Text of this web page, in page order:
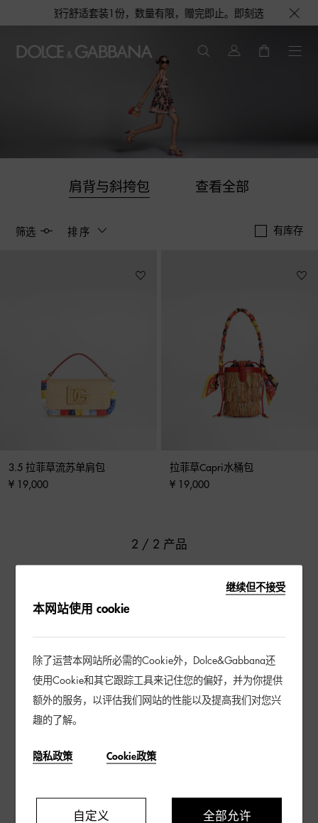
或旅行舒适套装1份，数量有限，赠完即止。即刻选购，尊享花
肩背与斜挎包 查看全部
筛选 排序 有库存
3.5 拉菲草流苏单肩包
¥ 19,000
拉菲草Capri水桶包
¥ 19,000
2 / 2 产品
继续但不接受
本网站使用 cookie
除了运营本网站所必需的Cookie外，Dolce&Gabbana还
使用Cookie和其它跟踪工具来记住您的偏好，并为你提供
额外的服务，以评估我们网站的性能以及提高我们对您兴
趣的了解。
隐私政策 Cookie政策
自定义 全部允许